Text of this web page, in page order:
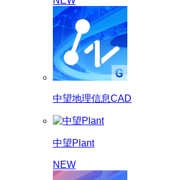
中望地理信息CAD
中望Plant
NEW